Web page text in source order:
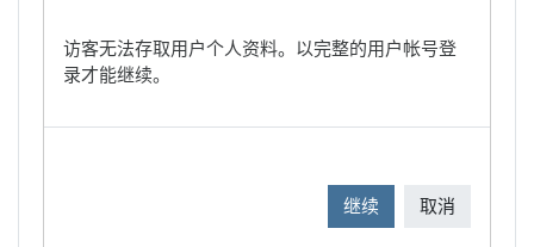
访客无法存取用户个人资料。以完整的用户帐号登
录才能继续。
继续 取消